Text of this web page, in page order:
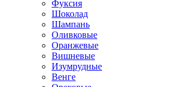
Фуксия
Шоколад
Шампань
Оливковые
Оранжевые
Вишневые
Изумрудные
Венге